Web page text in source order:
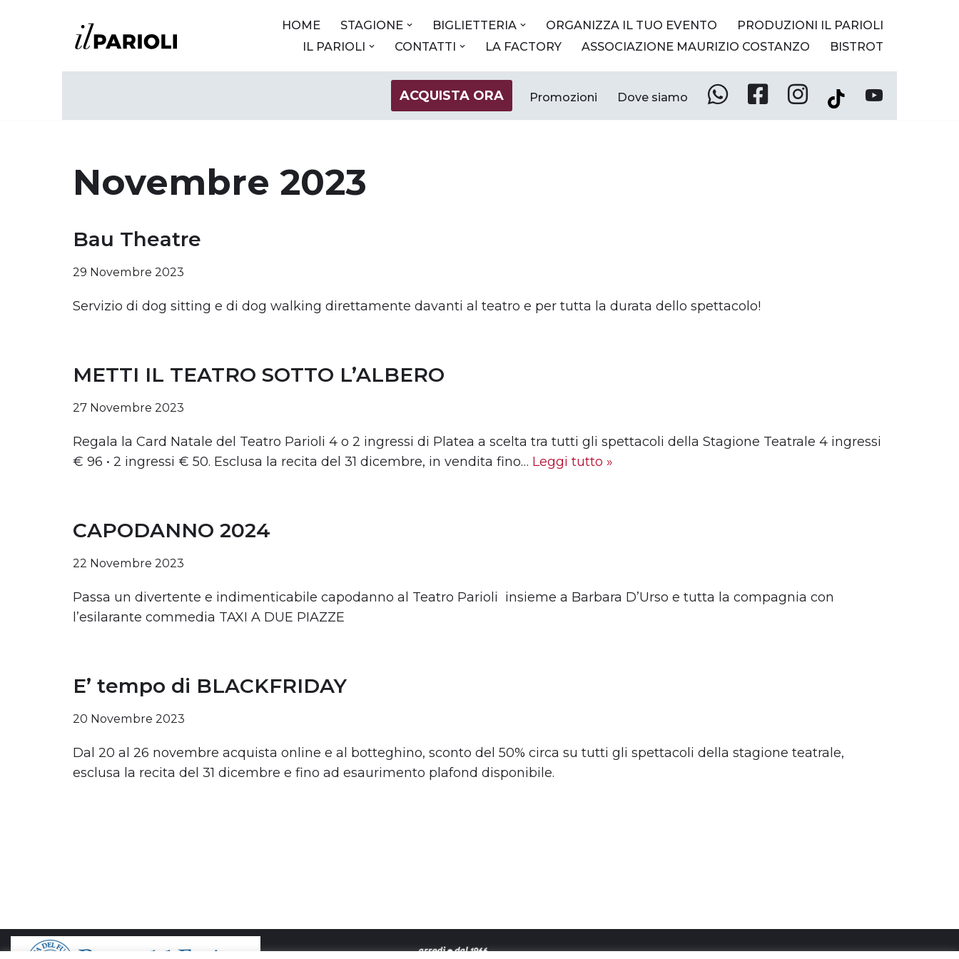
HOME STAGIONE BIGLIETTERIA ORGANIZZA IL TUO EVENTO
PRODUZIONI IL PARIOLI
IL PARIOLI
CONTATTI LA FACTORY ASSOCIAZIONE MAURIZIO COSTANZO BISTROT
ACQUISTA ORA Promozioni Dove siamo WhatsappFacebookInstagram
Tik
Tok
YouTube
Novembre 2023
Bau Theatre
29 Novembre 2023
Servizio di dog sitting e di dog walking direttamente davanti al teatro e per tutta la durata dello spettacolo!
METTI IL TEATRO SOTTO L’ALBERO
27 Novembre 2023
Regala la Card Natale del Teatro Parioli 4 o 2 ingressi di Platea a scelta tra tutti gli spettacoli della Stagione Teatrale 4 ingressi
€ 96 • 2 ingressi € 50. Esclusa la recita del 31 dicembre, in vendita fino… Leggi tutto »
CAPODANNO 2024
22 Novembre 2023
Passa un divertente e indimenticabile capodanno al Teatro Parioli insieme a Barbara D’Urso e tutta la compagnia con
l’esilarante commedia TAXI A DUE PIAZZE
E’ tempo di BLACKFRIDAY
20 Novembre 2023
Dal 20 al 26 novembre acquista online e al botteghino, sconto del 50% circa su tutti gli spettacoli della stagione teatrale,
esclusa la recita del 31 dicembre e fino ad esaurimento plafond disponibile.